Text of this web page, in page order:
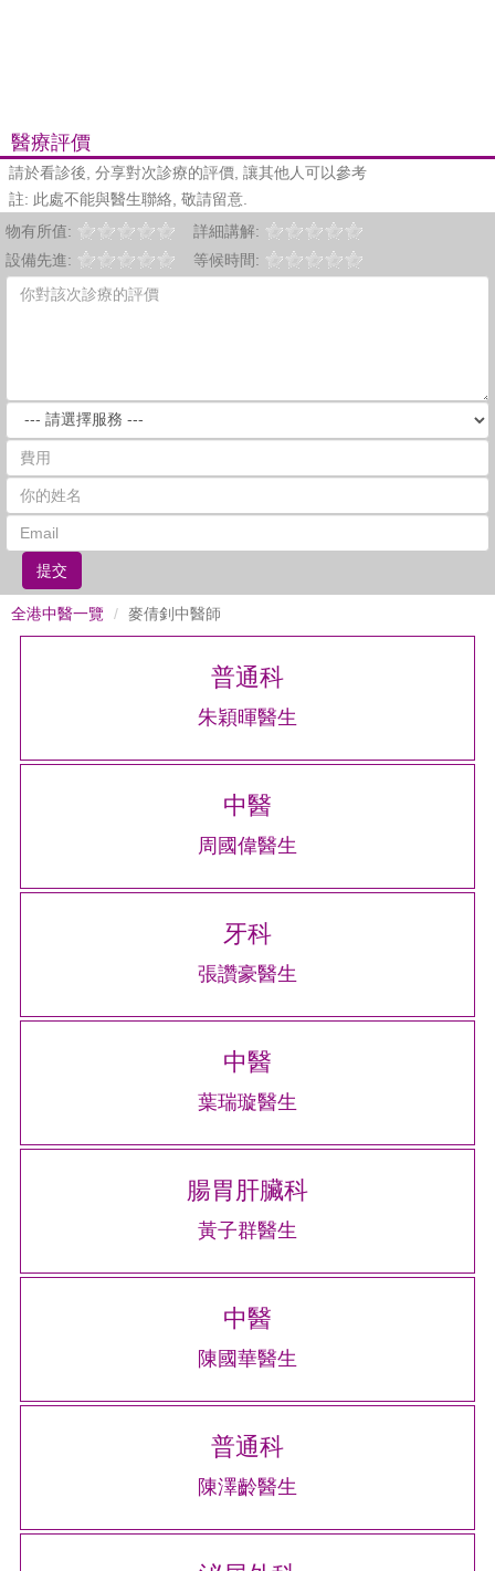
醫療評價
請於看診後, 分享對次診療的評價, 讓其他人可以參考
註: 此處不能與醫生聯絡, 敬請留意.
物有所值:
詳細講解:
設備先進:
等候時間:
提交
全港中醫一覽 麥倩釗中醫師
普通科
朱穎暉醫生
中醫
周國偉醫生
牙科
張讚豪醫生
中醫
葉瑞璇醫生
腸胃肝臟科
黃子群醫生
中醫
陳國華醫生
普通科
陳澤齡醫生